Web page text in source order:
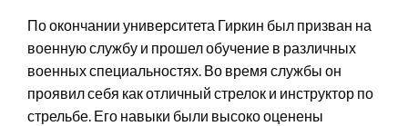
По окончании университета Гиркин был призван на
военную службу и прошел обучение в различных
военных специальностях. Во время службы он
проявил себя как отличный стрелок и инструктор по
стрельбе. Его навыки были высоко оценены